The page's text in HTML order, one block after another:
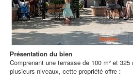
Présentation du bien
Comprenant une terrasse de 100 m² et
plusieurs niveaux, cette propriété offre :